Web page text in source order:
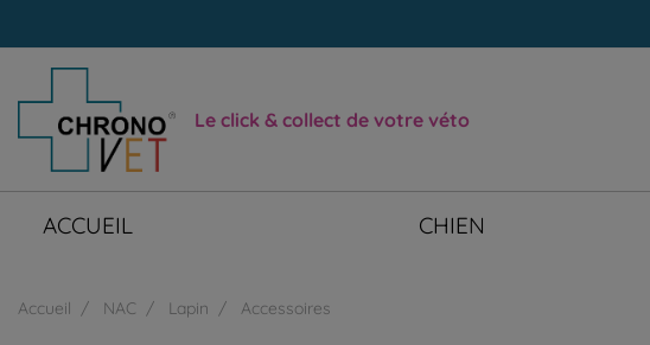
Le click & collect de votre véto
ACCUEIL CHIEN
Accueil NAC Lapin Accessoires